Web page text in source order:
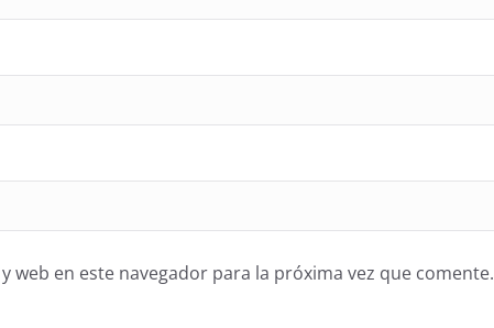
en este navegador para la próxima vez que comente.